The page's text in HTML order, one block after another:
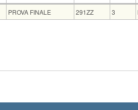
Insegnamento Codice
PROVA FINALE 291ZZ 3